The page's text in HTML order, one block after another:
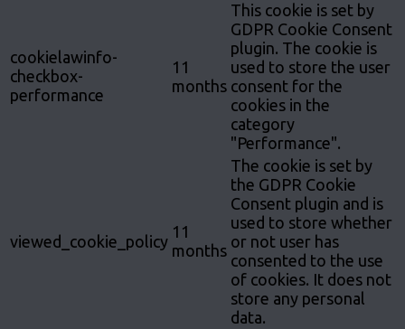
cookielawinfo-
checkbox-
performance
11
months
This cookie is set by
GDPR Cookie Consent
plugin. The cookie is
used to store the user
consent for the
cookies in the
category
"Performance".
viewed_cookie_policy
11
months
The cookie is set by
the GDPR Cookie
Consent plugin and is
used to store whether
or not user has
consented to the use
of cookies. It does not
store any personal
data.